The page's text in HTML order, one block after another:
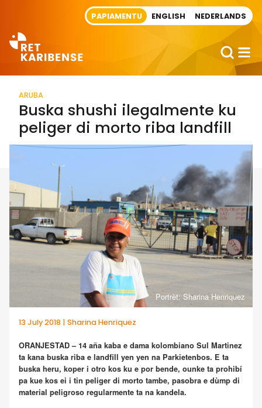
PAPIAMENTU ENGLISH NEDERLANDS
ARUBA
Buska shushi ilegalmente ku
peliger di morto riba landfill
Portrèt: Sharina Henriquez
13 July 2018 | Sharina Henriquez
ORANJESTAD – 14 aña kaba e dama kolombiano Sul Martinez
ta kana buska riba e landfill yen yen na Parkietenbos. E ta
buska heru, koper i otro kos ku e por bende, ounke ta prohibí
pa kue kos ei i tin peliger di morto tambe, pasobra e dùmp di
material peligroso regularmente ta na kandela.